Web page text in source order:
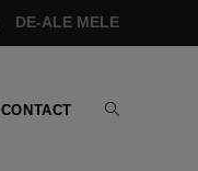
DE-ALE MELE
CONTACT